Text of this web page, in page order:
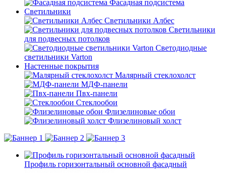
Фасадная подсистема
Светильники
Светильники Албес
Светильники
для подвесных потолков
Светодиодные
светильники Varton
Настенные покрытия
Малярный стеклохолст
МДФ-панели
Пвх-панели
Стеклообои
Флизелиновые обои
Флизелиновый холст
Профиль горизонтальный основной фасадный